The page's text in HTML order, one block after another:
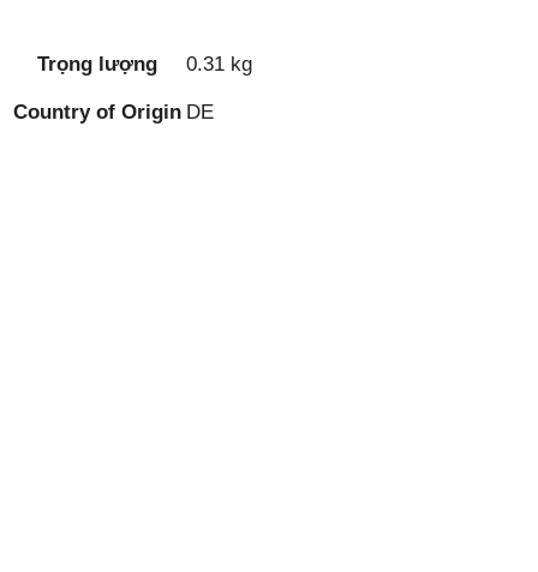
Trọng lượng 0.31 kg
Country of Origin DE